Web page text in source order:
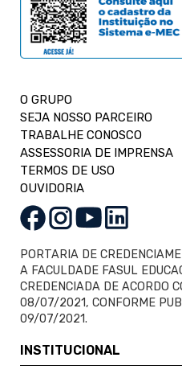
O GRUPO
SEJA NOSSO PARCEIRO
TRABALHE CONOSCO
ASSESSORIA DE IMPRENSA
TERMOS DE USO
OUVIDORIA
PORTARIA DE
A FACULDADE FASUL
CREDENCIADA DE ACORDO
08/07/2021, CONFORME
09/07/2021.
INSTITUCIONAL